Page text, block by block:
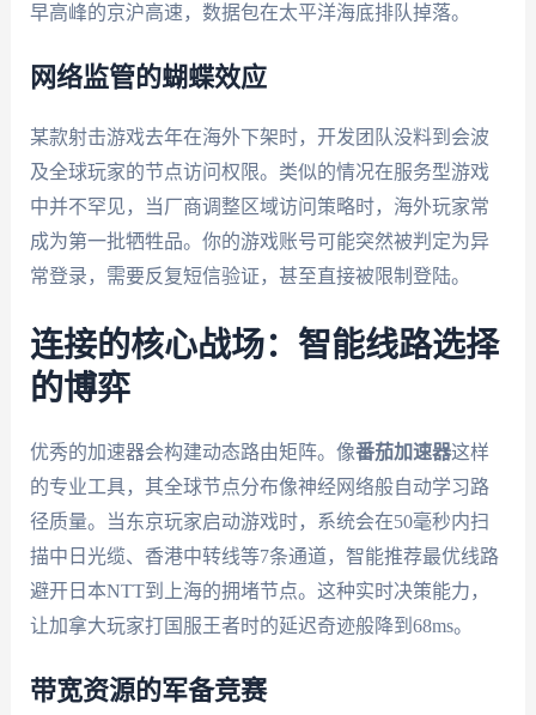
早高峰的京沪高速，数据包在太平洋海底排队掉落。
网络监管的蝴蝶效应
某款射击游戏去年在海外下架时，开发团队没料到会波
及全球玩家的节点访问权限。类似的情况在服务型游戏
中并不罕见，当厂商调整区域访问策略时，海外玩家常
成为第一批牺牲品。你的游戏账号可能突然被判定为异
常登录，需要反复短信验证，甚至直接被限制登陆。
连接的核心战场：智能线路选择
的博弈
优秀的加速器会构建动态路由矩阵。像番茄加速器这样
的专业工具，其全球节点分布像神经网络般自动学习路
径质量。当东京玩家启动游戏时，系统会在50毫秒内扫
描中日光缆、香港中转线等7条通道，智能推荐最优线路
避开日本NTT到上海的拥堵节点。这种实时决策能力，
让加拿大玩家打国服王者时的延迟奇迹般降到68ms。
带宽资源的军备竞赛